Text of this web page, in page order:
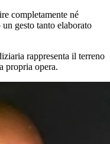
completamente né
gesto tanto elaborato
rappresenta il terreno
propria opera.